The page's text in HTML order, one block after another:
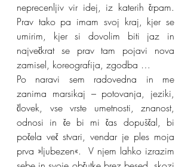
neprecenljiv vir idej, iz katerih črpam.
Prav tako pa imam svoj kraj, kjer se
umirim, kjer si dovolim biti jaz in
največkrat se prav tam pojavi nova
zamisel, koreografija, zgodba …
Po naravi sem radovedna in me
zanima marsikaj – potovanja, jeziki,
človek, vse vrste umetnosti, znanost,
odnosi in če bi mi čas dopuščal, bi
počela več stvari, vendar je ples moja
prva »ljubezen«.  V njem lahko izrazim